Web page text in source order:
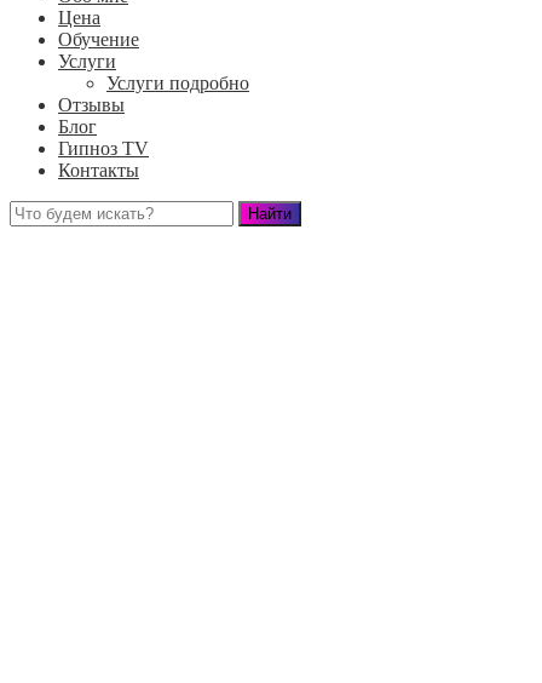
Цена
Обучение
Услуги
Услуги подробно
Отзывы
Блог
Гипноз TV
Контакты